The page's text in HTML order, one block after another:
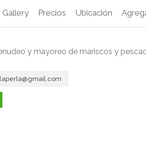
Gallery Precios Ubicación
y mayoreo de mariscos y